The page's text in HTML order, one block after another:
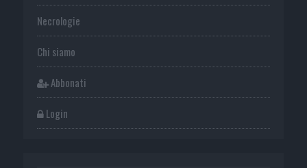
Necrologie
Chi siamo
Abbonati
Login